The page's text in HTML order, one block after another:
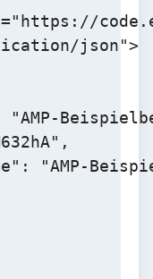
json">
"AMP-
"AMP-